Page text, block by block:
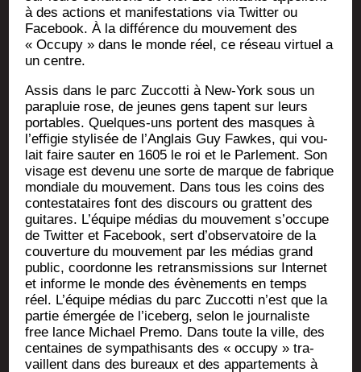
à des actions et mani­fes­ta­tions via Twit­ter ou
Face­book. À la dif­fé­rence du mou­ve­ment des
« Occu­py » dans le monde réel, ce réseau vir­tuel a
un centre.
Assis dans le parc Zuc­cot­ti à New-York sous un
para­pluie rose, de jeunes gens tapent sur leurs
por­tables. Quelques-uns portent des masques à
l’effigie sty­li­sée de l’Anglais Guy Fawkes, qui vou­
lait faire sau­ter en 1605 le roi et le Par­le­ment. Son
visage est deve­nu une sorte de marque de fabrique
mon­diale du mou­ve­ment. Dans tous les coins des
contes­ta­taires font des dis­cours ou grattent des
gui­tares. L’équipe médias du mou­ve­ment s’occupe
de Twit­ter et Face­book, sert d’observatoire de la
cou­ver­ture du mou­ve­ment par les médias grand
public, coor­donne les retrans­mis­sions sur Inter­net
et informe le monde des évè­ne­ments en temps
réel. L’équipe médias du parc Zuc­cot­ti n’est que la
par­tie émer­gée de l’iceberg, selon le jour­na­liste
free lance Michael Pre­mo. Dans toute la ville, des
cen­taines de sym­pa­thi­sants des « occu­py » tra­
vaillent dans des bureaux et des appar­te­ments à